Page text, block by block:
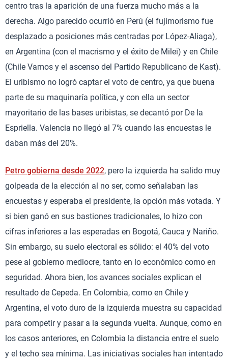
centro tras la aparición de una fuerza mucho más a la
derecha. Algo parecido ocurrió en Perú (el fujimorismo fue
desplazado a posiciones más centradas por López-Aliaga),
en Argentina (con el macrismo y el éxito de Milei) y en Chile
(Chile Vamos y el ascenso del Partido Republicano de Kast).
El uribismo no logró captar el voto de centro, ya que buena
parte de su maquinaría política, y con ella un sector
mayoritario de las bases uribistas, se decantó por De la
Espriella. Valencia no llegó al 7% cuando las encuestas le
daban más del 20%.
Petro gobierna desde 2022, pero la izquierda ha salido muy
golpeada de la elección al no ser, como señalaban las
encuestas y esperaba el presidente, la opción más votada. Y
si bien ganó en sus bastiones tradicionales, lo hizo con
cifras inferiores a las esperadas en Bogotá, Cauca y Nariño.
Sin embargo, su suelo electoral es sólido: el 40% del voto
pese al gobierno mediocre, tanto en lo económico como en
seguridad. Ahora bien, los avances sociales explican el
resultado de Cepeda. En Colombia, como en Chile y
Argentina, el voto duro de la izquierda muestra su capacidad
para competir y pasar a la segunda vuelta. Aunque, como en
los casos anteriores, en Colombia la distancia entre el suelo
y el techo sea mínima. Las iniciativas sociales han intentado